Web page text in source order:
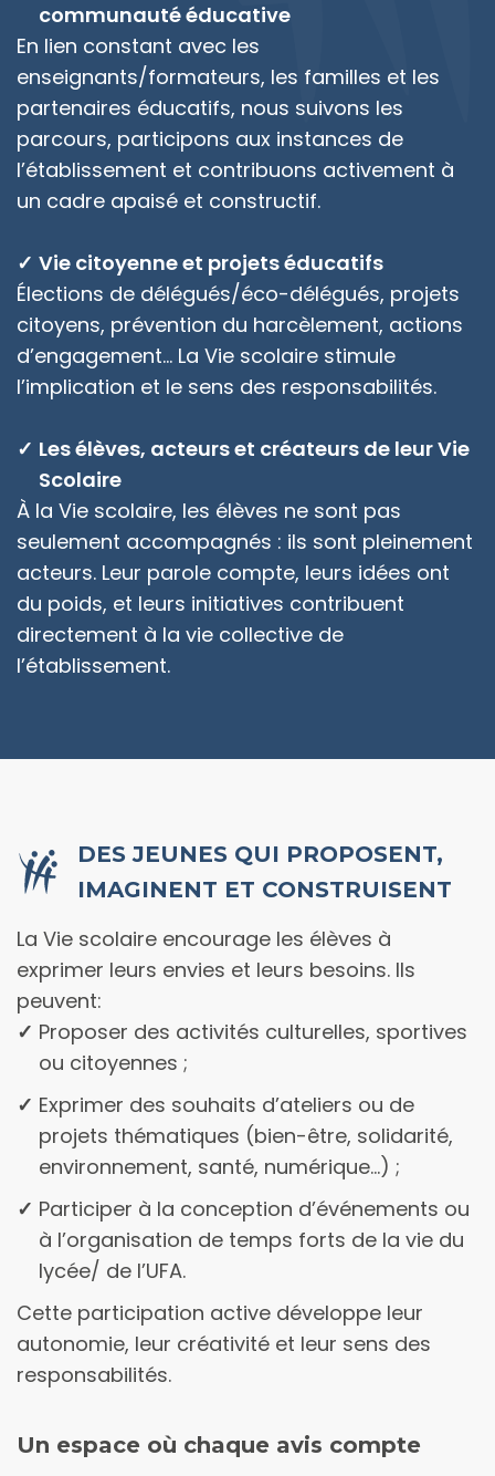
communauté éducative
En lien constant avec les
enseignants/formateurs, les familles et les
partenaires éducatifs, nous suivons les
parcours, participons aux instances de
l’établissement et contribuons activement à
un cadre apaisé et constructif.
Vie citoyenne et projets éducatifs
Élections de délégués/éco-délégués, projets
citoyens, prévention du harcèlement, actions
d’engagement… La Vie scolaire stimule
l’implication et le sens des responsabilités.
Les élèves, acteurs et créateurs de leur Vie
Scolaire
À la Vie scolaire, les élèves ne sont pas
seulement accompagnés : ils sont pleinement
acteurs. Leur parole compte, leurs idées ont
du poids, et leurs initiatives contribuent
directement à la vie collective de
l’établissement.
DES JEUNES QUI PROPOSENT,
IMAGINENT ET CONSTRUISENT
La Vie scolaire encourage les élèves à
exprimer leurs envies et leurs besoins. Ils
peuvent:
proposer des activités culturelles, sportives
ou citoyennes ;
exprimer des souhaits d’ateliers ou de
projets thématiques (bien-être, solidarité,
environnement, santé, numérique…) ;
participer à la conception d’événements ou
à l’organisation de temps forts de la vie du
lycée/ de l’UFA.
Cette participation active développe leur
autonomie, leur créativité et leur sens des
responsabilités.
Un espace où chaque avis compte